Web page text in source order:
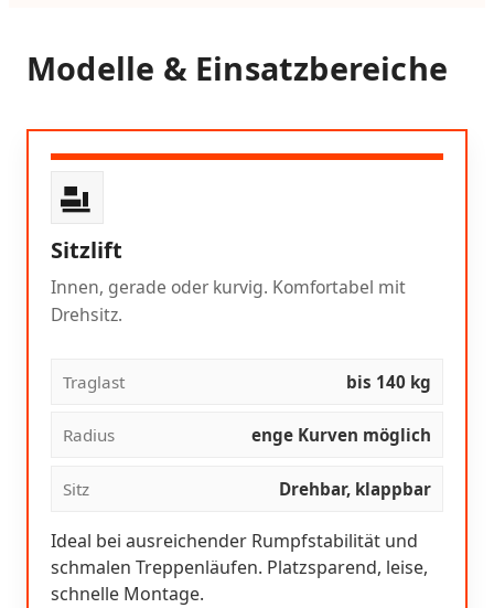
Modelle & Einsatzbereiche
Sitzlift
Innen, gerade oder kurvig. Komfortabel mit
Drehsitz.
Traglast bis 140 kg
Radius enge Kurven möglich
Sitz Drehbar, klappbar
Ideal bei ausreichender Rumpfstabilität und
schmalen Treppenläufen. Platzsparend, leise,
schnelle Montage.